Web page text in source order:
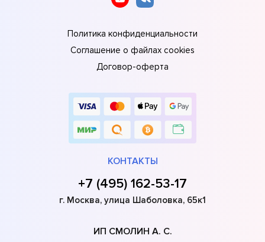
Политика конфиденциальности
Соглашение о файлах cookies
Договор-оферта
КОНТАКТЫ
+7 (495) 162-53-17
г. Москва, улица Шаболовка, 65к1
ИП СМОЛИН А. С.